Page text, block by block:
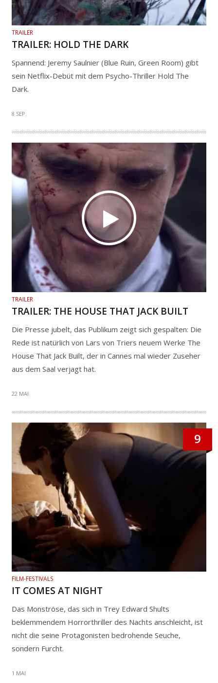
TRAILER
TRAILER: HOLD THE DARK
Spannend: Jeremy Saulnier (Blue Ruin, Green Room) gibt
sein Netflix-Debüt mit dem Psycho-Thriller Hold The
Dark.
8 SEP.
TRAILER
TRAILER: THE HOUSE THAT JACK BUILT
Die Presse jubelt, das Publikum zeigt sich gespalten: Die
Rede ist natürlich von Lars von Triers neuem Werke The
House That Jack Built, der in Cannes mal wieder Zuseher
aus dem Saal verjagt hat.
22 MAI
9
FILM-FESTIVALS
IT COMES AT NIGHT
Das Monströse, das sich in Trey Edward Shults
beklemmendem Horrorthriller des Nachts anschleicht, ist
nicht die seine Protagonisten bedrohende Seuche,
sondern Furcht.
1 MAI